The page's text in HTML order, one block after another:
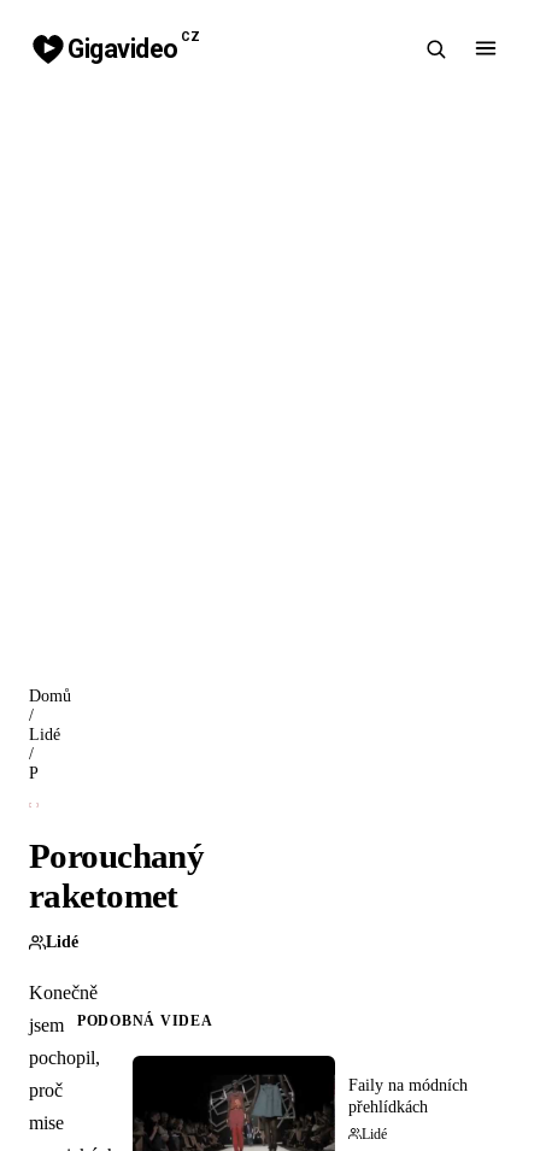
Gigavideo CZ
Domů
/
Lidé
/
Porouchaný
raketomet
Lidé
Konečně
jsem
pochopil,
proč
mise
PODOBNÁ VIDEA
Faily na módních
přehlídkách
Lidé